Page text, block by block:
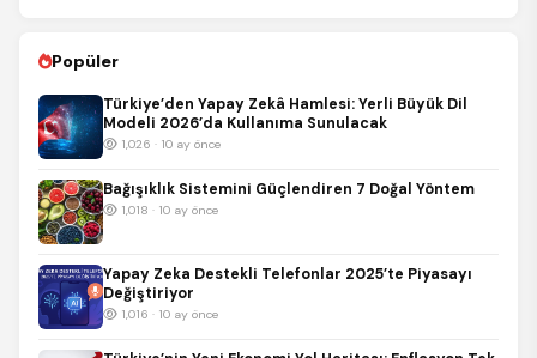
Popüler
Türkiye’den Yapay Zekâ Hamlesi: Yerli Büyük Dil
Modeli 2026’da Kullanıma Sunulacak
1,026 · 10 ay önce
Bağışıklık Sistemini Güçlendiren 7 Doğal Yöntem
1,018 · 10 ay önce
Yapay Zeka Destekli Telefonlar 2025’te Piyasayı
Değiştiriyor
1,016 · 10 ay önce